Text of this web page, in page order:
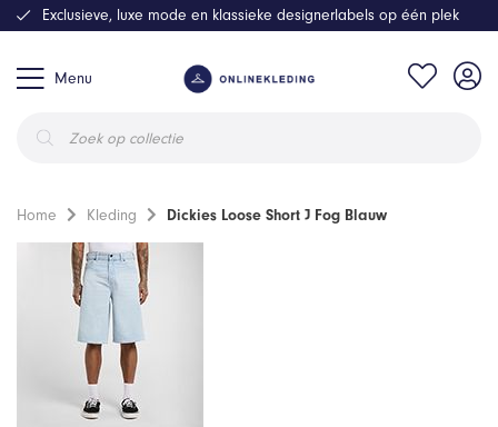
Menu
zoeken
Exclusieve, luxe mode en klassieke designerlabels op één plek
Home Kleding Dickies Loose Short J Fog Blauw